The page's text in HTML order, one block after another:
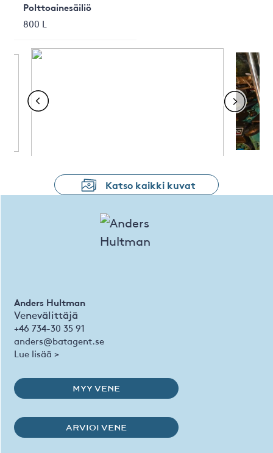
Polttoainesäiliö
800 L
Katso kaikki kuvat
Anders Hultman
Venevälittäjä
+46 734-30 35 91
anders@batagent.se
Lue lisää >
MYY VENE
ARVIOI VENE